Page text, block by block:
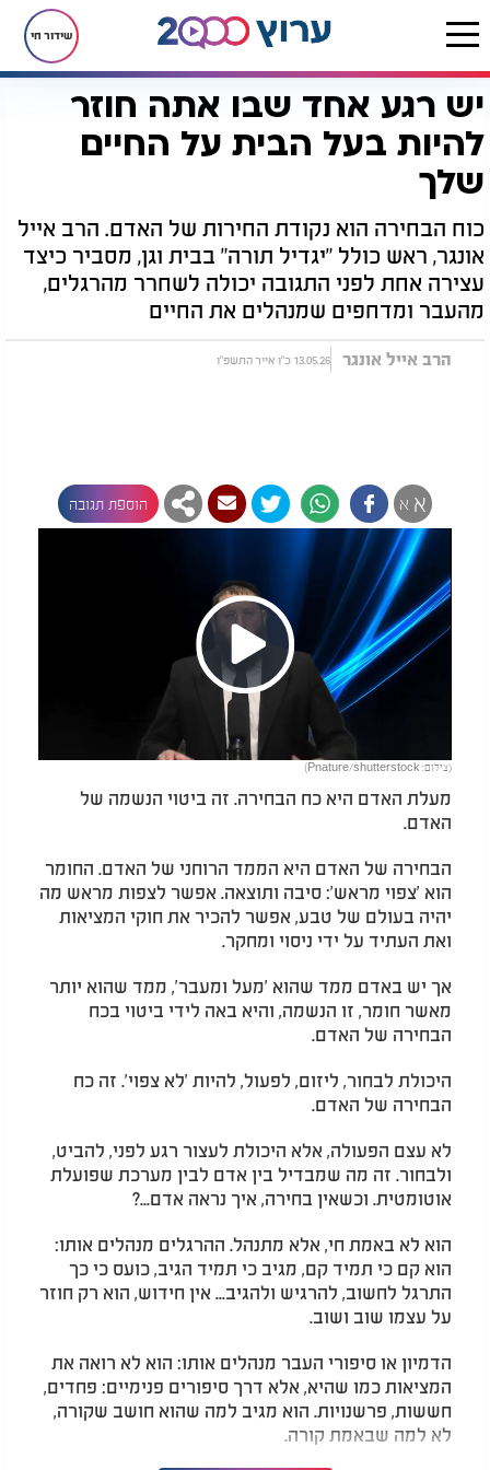
שידור חי
דף הבית יהדות יש רגע אחד שבו אתה חוזר להיות בעל הבית על החיים שלך
יש רגע אחד שבו אתה חוזר
להיות בעל הבית על החיים
שלך
כוח הבחירה הוא נקודת החירות של האדם. הרב אייל
אונגר, ראש כולל "יגדיל תורה" בבית וגן, מסביר כיצד
עצירה אחת לפני התגובה יכולה לשחרר מהרגלים,
מהעבר ומדחפים שמנהלים את החיים
הרב אייל אונגר 13.05.26 כ"ו אייר התשפ"ו
א א הוספת תגובה
Play
Video
(צילום: Pnature/shutterstock)
מעלת האדם היא כח הבחירה. זה ביטוי הנשמה של
האדם.
הבחירה של האדם היא הממד הרוחני של האדם. החומר
הוא 'צפוי מראש': סיבה ותוצאה. אפשר לצפות מראש מה
יהיה בעולם של טבע, אפשר להכיר את חוקי המציאות
ואת העתיד על ידי ניסוי ומחקר.
אך יש באדם ממד שהוא 'מעל ומעבר', ממד שהוא יותר
מאשר חומר, זו הנשמה, והיא באה לידי ביטוי בכח
הבחירה של האדם.
היכולת לבחור, ליזום, לפעול, להיות 'לא צפוי'. זה כח
הבחירה של האדם.
לא עצם הפעולה, אלא היכולת לעצור רגע לפני, להביט,
ולבחור. זה מה שמבדיל בין אדם לבין מערכת שפועלת
אוטומטית. וכשאין בחירה, איך נראה אדם...?
הוא לא באמת חי, אלא מתנהל. ההרגלים מנהלים אותו:
הוא קם כי תמיד קם, מגיב כי תמיד הגיב, כועס כי כך
התרגל לחשוב, להרגיש ולהגיב... אין חידוש, הוא רק חוזר
על עצמו שוב ושוב.
הדמיון או סיפורי העבר מנהלים אותו: הוא לא רואה את
המציאות כמו שהיא, אלא דרך סיפורים פנימיים: פחדים,
חששות, פרשנויות. הוא מגיב למה שהוא חושב שקורה,
לא למה שבאמת קורה.